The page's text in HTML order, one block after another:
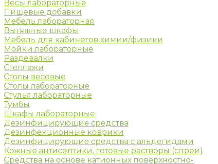
Весы лабораторные
Пищевые добавки
Мебель лабораторная
Вытяжные шкафы
Мебель для кабинетов химии/физики
Мойки лабораторные
Раздевалки
Стеллажи
Столы весовые
Столы лабораторные
Стулья лабораторные
Тумбы
Шкафы лабораторные
Дезинфицирующие средства
Дезинфекционные коврики
Дезинфицирующие средства с альдегидами
Кожные антисептики, готовые растворы (спреи)
Средства на основе катионных поверхностно-